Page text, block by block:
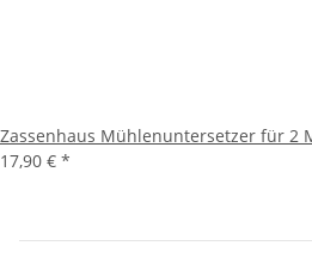
Zassenhaus Mühlenuntersetzer für 2
17,90 € *